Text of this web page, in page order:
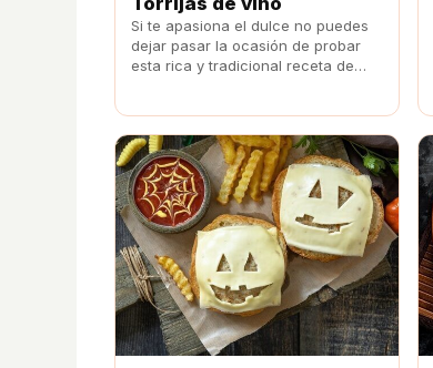
Si te apasiona el dulce no puedes
dejar pasar la ocasión de probar
esta rica y tradicional receta de